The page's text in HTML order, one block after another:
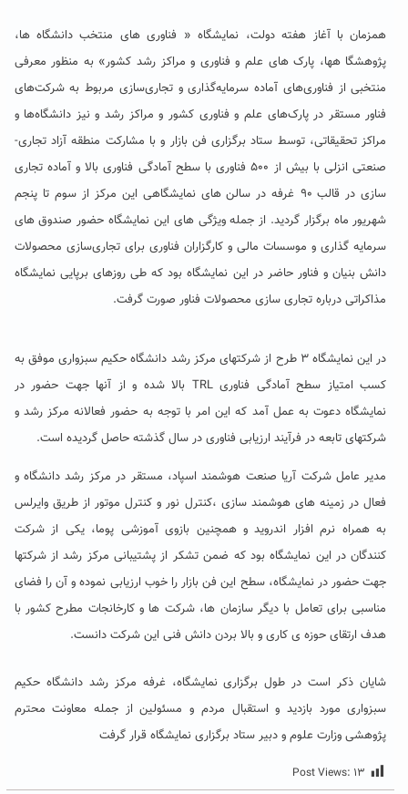
همزمان با آغاز هفته دولت، نمایشگاه « فناوری های منتخب دانشگاه ها،
پژوهشگا هها، پارک های علم و فناوری و مراکز رشد کشور» به منظور معرفی
منتخبی از فناوری‌های آماده سرمایه‌گذاری و تجاری‌سازی مربوط به شرکت‌های
فناور مستقر در پارک‌های علم و فناوری کشور و مراکز رشد و نیز دانشگاه‌ها و
مراکز تحقیقاتی، توسط ستاد برگزاری فن بازار و با مشارکت منطقه آزاد تجاری-
صنعتی انزلی با بیش از ۵۰۰ فناوری با سطح آمادگی فناوری بالا و آماده تجاری
سازی در قالب ۹۰ غرفه در سالن های نمایشگاهی این مرکز از سوم تا پنجم
شهریور ماه برگزار گردید. از جمله ویژگی های این نمایشگاه حضور صندوق های
سرمایه گذاری و موسسات مالی و کارگزاران فناوری برای تجاری‌سازی محصولات
دانش بنیان و فناور حاضر در این نمایشگاه بود که طی روزهای برپایی نمایشگاه
مذاکراتی درباره تجاری سازی محصولات فناور صورت گرفت.
در این نمایشگاه ۳ طرح از شرکتهای مرکز رشد دانشگاه حکیم سبزواری موفق به
کسب امتیاز سطح آمادگی فناوری TRL بالا شده و از آنها جهت حضور در
نمایشگاه دعوت به عمل آمد که این امر با توجه به حضور فعالانه مرکز رشد و
شرکتهای تابعه در فرآیند ارزیابی فناوری در سال گذشته حاصل گردیده است.
مدیر عامل شرکت آریا صنعت هوشمند اسپاد، مستقر در مرکز رشد دانشگاه و
فعال در زمینه های هوشمند سازی ،کنترل نور و کنترل موتور از طریق وایرلس
به همراه نرم افزار اندروید و همچنین بازوی آموزشی پوما، یکی از شرکت
کنندگان در این نمایشگاه بود که ضمن تشکر از پشتیبانی مرکز رشد از شرکتها
جهت حضور در نمایشگاه، سطح این فن بازار را خوب ارزیابی نموده و آن را فضای
مناسبی برای تعامل با دیگر سازمان ها، شرکت ها و کارخانجات مطرح کشور با
هدف ارتقای حوزه ی کاری و بالا بردن دانش فنی این شرکت دانست.
شایان ذکر است در طول برگزاری نمایشگاه، غرفه مرکز رشد دانشگاه حکیم
سبزواری مورد بازدید و استقبال مردم و مسئولین از جمله معاونت محترم
پژوهشی وزارت علوم و دبیر ستاد برگزاری نمایشگاه قرار گرفت
Post Views:۱۳